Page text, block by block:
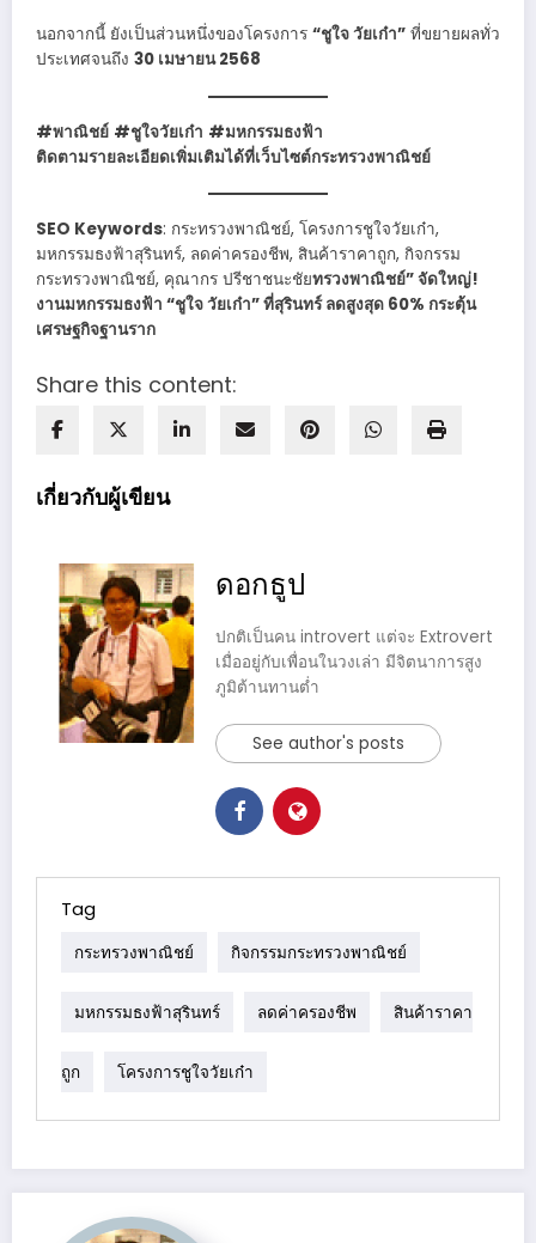
นอกจากนี้ ยังเป็นส่วนหนึ่งของโครงการ “ชูใจ วัยเก๋า” ที่ขยายผลทั่ว
ประเทศจนถึง 30 เมษายน 2568
#พาณิชย์ #ชูใจวัยเก๋า #มหกรรมธงฟ้า
ติดตามรายละเอียดเพิ่มเติมได้ที่เว็บไซต์กระทรวงพาณิชย์
SEO Keywords: กระทรวงพาณิชย์, โครงการชูใจวัยเก๋า,
มหกรรมธงฟ้าสุรินทร์, ลดค่าครองชีพ, สินค้าราคาถูก, กิจกรรม
กระทรวงพาณิชย์, คุณากร ปรีชาชนะชัยทรวงพาณิชย์” จัดใหญ่!
งานมหกรรมธงฟ้า “ชูใจ วัยเก๋า” ที่สุรินทร์ ลดสูงสุด 60% กระตุ้น
เศรษฐกิจฐานราก
Share this content:
เกี่ยวกับผู้เขียน
ดอกธูป
ปกติเป็นคน introvert แต่จะ Extrovert
เมื่ออยู่กับเพื่อนในวงเล่า มีจิตนาการสูง
ภูมิต้านทานต่ำ
See author's posts
Tag
กระทรวงพาณิชย์ กิจกรรมกระทรวงพาณิชย์
มหกรรมธงฟ้าสุรินทร์ ลดค่าครองชีพ สินค้าราคา
ถูก โครงการชูใจวัยเก๋า